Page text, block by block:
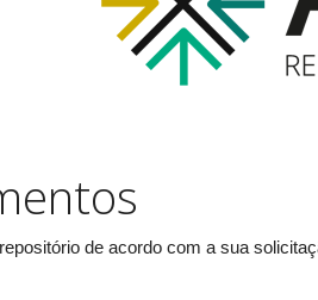
de acordo com a sua